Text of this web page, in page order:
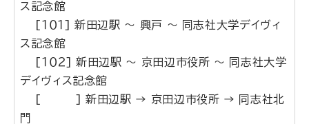
ス記念館
[１０１] 新田辺駅 ～ 興戸 ～ 同志社大学デイヴィ
ス記念館
[１０２] 新田辺駅 ～ 京田辺市役所 ～ 同志社大学
デイヴィス記念館
[ ] 新田辺駅 → 京田辺市役所 → 同志社北
門